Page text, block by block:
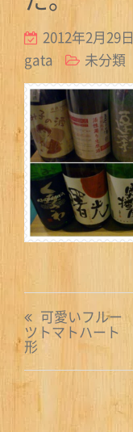
2012年2月29日
gata
未分類
投
稿
ナ
ビ
可愛いフルー
ツトマトハート
形